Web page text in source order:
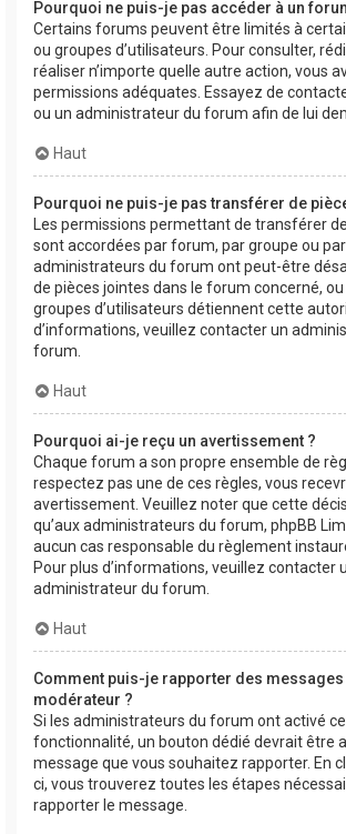
Pourquoi ne puis-je pas accéder à un
Certains forums peuvent être limités à
ou groupes d’utilisateurs. Pour consulter,
réaliser n’importe quelle autre action, vous
permissions adéquates. Essayez de
ou un administrateur du forum afin de lui
Haut
Pourquoi ne puis-je pas transférer de
Les permissions permettant de transférer
sont accordées par forum, par groupe ou
administrateurs du forum ont peut-être
de pièces jointes dans le forum concerné,
groupes d’utilisateurs détiennent cette
d’informations, veuillez contacter un
forum.
Haut
Pourquoi ai-je reçu un avertissement ?
Chaque forum a son propre ensemble de
respectez pas une de ces règles, vous
avertissement. Veuillez noter que cette
qu’aux administrateurs du forum, phpBB
aucun cas responsable du règlement
Pour plus d’informations, veuillez contacter
administrateur du forum.
Haut
Comment puis-je rapporter des messages
modérateur ?
Si les administrateurs du forum ont activé
fonctionnalité, un bouton dédié devrait être
message que vous souhaitez rapporter. En
ci, vous trouverez toutes les étapes
rapporter le message.